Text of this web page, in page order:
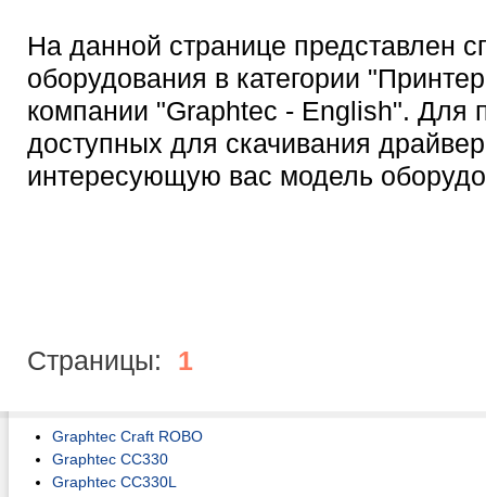
На данной странице представлен
оборудования в категории
компании "Graphtec - English". Для
доступных для скачивания
интересующую вас модель
Страницы: 1
Graphtec Craft ROBO
Graphtec CC330
Graphtec CC330L